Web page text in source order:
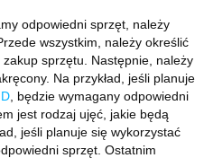
odpowiedni sprzęt, należy
wszystkim, należy określić
sprzętu. Następnie, należy
Na przykład, jeśli planuje
, będzie wymagany odpowiedni
jest rodzaj ujęć, jakie będą
jeśli planuje się wykorzystać
sprzęt. Ostatnim